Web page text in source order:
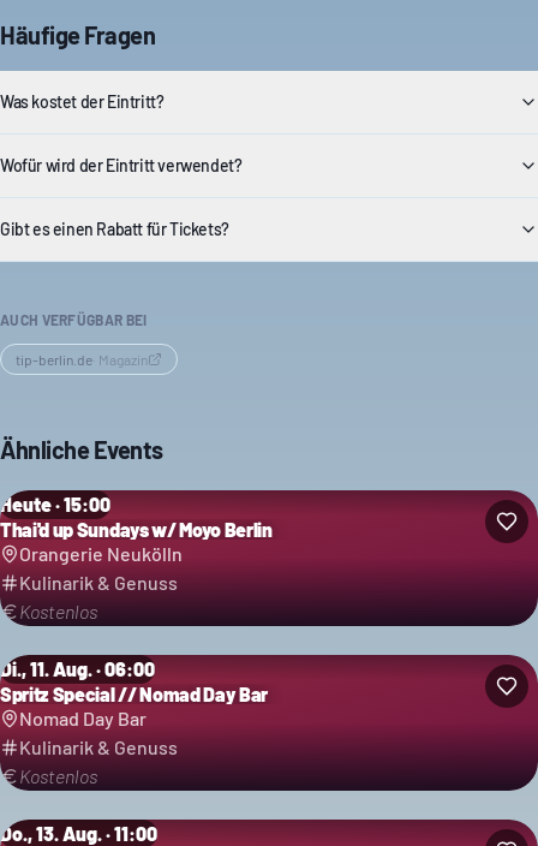
Häufige Fragen
Was kostet der Eintritt?
Wofür wird der Eintritt verwendet?
Gibt es einen Rabatt für Tickets?
AUCH VERFÜGBAR BEI
tip-berlin.de Magazin
Ähnliche Events
Heute · 15:00
Thai'd up Sundays w/ Moyo Berlin
Orangerie Neukölln
Kulinarik & Genuss
Kostenlos
Di., 11. Aug. · 06:00
Spritz Special // Nomad Day Bar
Nomad Day Bar
Kulinarik & Genuss
Kostenlos
Do., 13. Aug. · 11:00